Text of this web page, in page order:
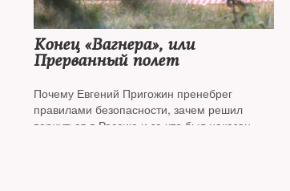
Конец «Вагнера», или
Прерванный полет
Почему Евгений Пригожин пренебрег
правилами безопасности, зачем решил
вернуться в Россию и за что был наказан —